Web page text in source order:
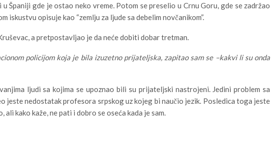
Španiji gde je ostao neko vreme. Potom se preselio u Crnu Goru, gde se zadržao
iskustvu opisuje kao “zemlju za ljude sa debelim novčanikom”.
a pretpostavljao je da neće dobiti dobar tretman.
policijom koja je bila izuzetno prijateljska, zapitao sam se –kakvi li su onda
ljudi sa kojima se upoznao bili su prijateljski nastrojeni. Jedini problem sa
jeste nedostatak profesora srpskog uz kojeg bi naučio jezik. Posledica toga jeste
ali kako kaže, ne pati i dobro se oseća kada je sam.